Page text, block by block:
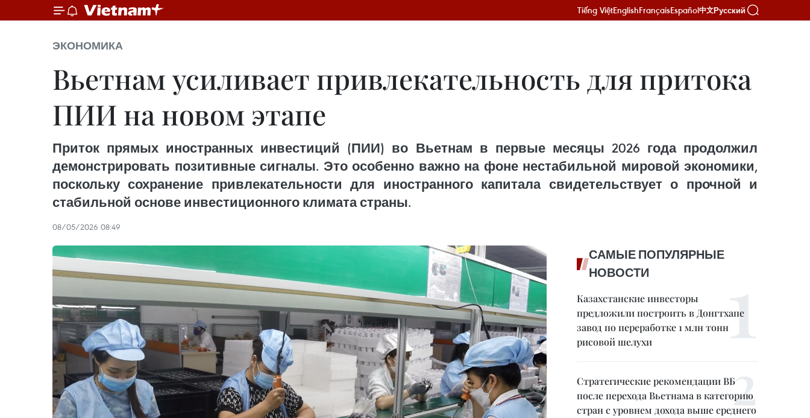
Tiếng ViệtEnglishFrançaisEspañol中文Русский
ЭКОНОМИКА
Вьетнам усиливает привлекательность для притока
ПИИ на новом этапе
Приток прямых иностранных инвестиций (ПИИ) во Вьетнам в первые месяцы 2026 года продолжил
демонстрировать позитивные сигналы. Это особенно важно на фоне нестабильной мировой экономики,
поскольку сохранение привлекательности для иностранного капитала свидетельствует о прочной и
стабильной основе инвестиционного климата страны.
08/05/2026 08:49
САМЫЕ ПОПУЛЯРНЫЕ
НОВОСТИ
Казахстанские инвесторы
предложили построить в Донгтхапе
завод по переработке 1 млн тонн
рисовой шелухи
Стратегические рекомендации ВБ
после перехода Вьетнама в категорию
стран с уровнем дохода выше среднего